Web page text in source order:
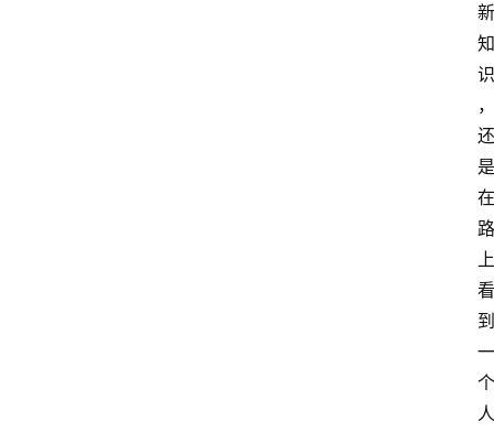
新
知
识
，
还
是
在
路
上
看
到
一
个
人